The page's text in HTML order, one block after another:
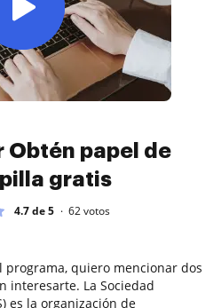
Obtén papel de
gratis
4.7 de 5 62votos
quiero mencionar dos
interesarte. La Sociedad
es la organización de